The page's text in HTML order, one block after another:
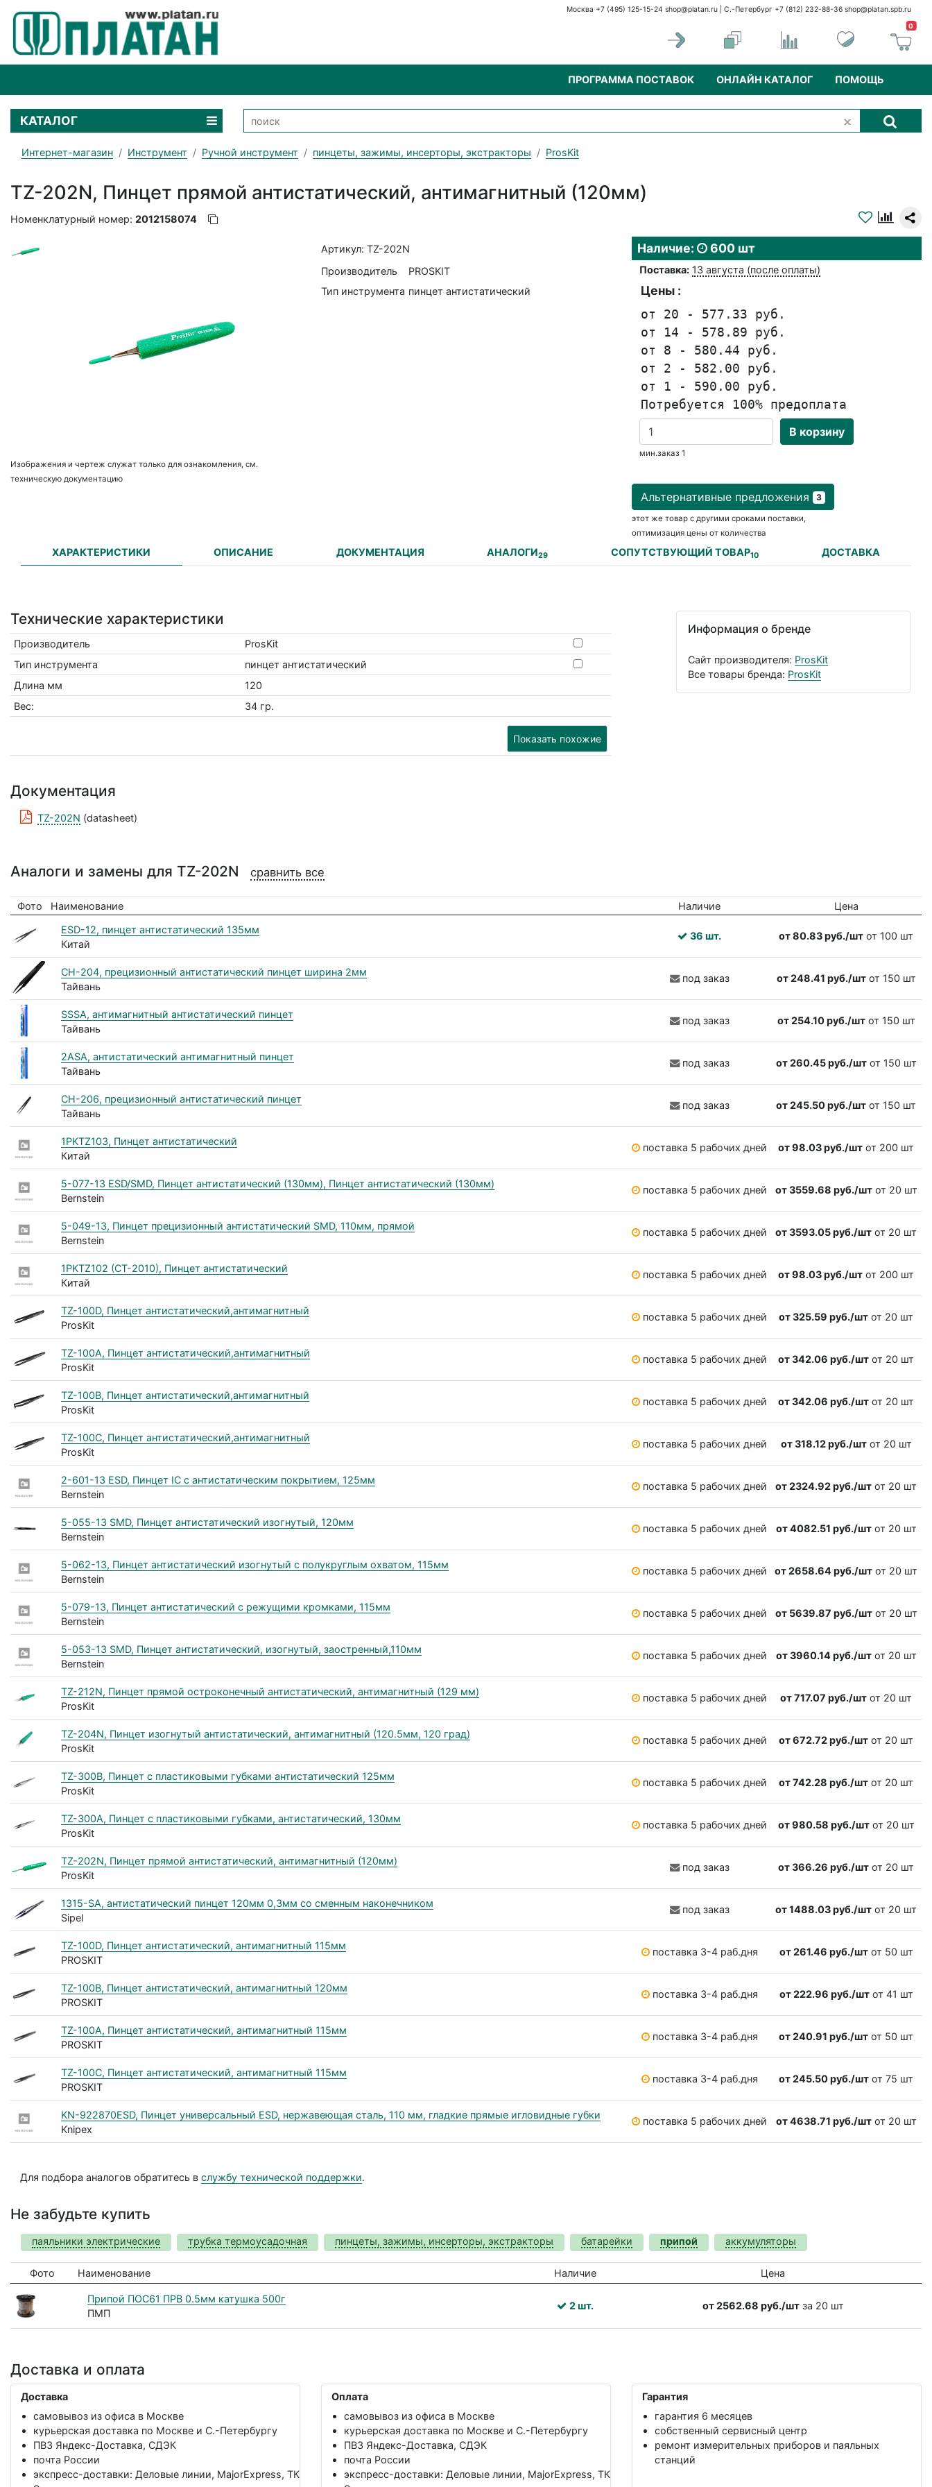
Москва +7 (495) 125-15-24 shop@platan.ru | С.-Петербург +7 (812) 232-88-36 shop@platan.spb.ru
0
ПРОГРАММА ПОСТАВОК ОНЛАЙН КАТАЛОГ ПОМОЩЬ
КАТАЛОГ
Интернет-магазин Инструмент Ручной инструмент пинцеты, зажимы, инсерторы, экстракторы ProsKit
TZ-202N, Пинцет прямой антистатический, антимагнитный (120мм)
Номенклатурный номер: 2012158074
Изображения и чертеж служат только для ознакомления, см.
техническую документацию
Артикул: TZ-202N
Производитель
PROSKIT
Тип инструмента пинцет антистатический
Наличие: 600 шт
Поставка: 13 августа (после оплаты)
Цены :
от 20 - 577.33 руб.
от 14 - 578.89 руб.
от 8 - 580.44 руб.
от 2 - 582.00 руб.
от 1 - 590.00 руб.
Потребуется 100% предоплата
В корзину
мин.заказ 1
Альтернативные предложения 3
этот же товар с другими сроками поставки,
оптимизация цены от количества
ХАРАКТЕРИСТИКИ ОПИСАНИЕ ДОКУМЕНТАЦИЯ АНАЛОГИ29 СОПУТСТВУЮЩИЙ ТОВАР10 ДОСТАВКА
Технические характеристики
Производитель
ProsKit
Тип инструмента
пинцет антистатический
Длина мм
120
Вес:
34 гр.
Показать похожие
Информация о бренде
Сайт производителя: ProsKit
Все товары бренда: ProsKit
Документация
TZ-202N (datasheet)
Аналоги и замены для TZ-202N сравнить все
Фото Наименование Наличие
Цена
ESD-12, пинцет антистатический 135мм
Китай
36 шт. от 80.83 руб./шт от 100 шт
CH-204, прецизионный антистатический пинцет ширина 2мм
Тайвань
под заказ от 248.41 руб./штот 150 шт
SSSA, антимагнитный антистатический пинцет
Тайвань
под заказ от 254.10 руб./штот 150 шт
2ASA, антистатический антимагнитный пинцет
Тайвань
под заказ от 260.45 руб./штот 150 шт
CH-206, прецизионный антистатический пинцет
Тайвань
под заказ от 245.50 руб./шт от 150 шт
1PKTZ103, Пинцет антистатический
Китай
поставка 5 рабочих дней от 98.03 руб./шт от 200 шт
5-077-13 ESD/SMD, Пинцет антистатический (130мм), Пинцет антистатический (130мм)
Bernstein
поставка 5 рабочих дней от 3559.68 руб./штот 20 шт
5-049-13, Пинцет прецизионный антистатический SMD, 110мм, прямой
Bernstein
поставка 5 рабочих дней от 3593.05 руб./шт от 20 шт
1PKTZ102 (CT-2010), Пинцет антистатический
Китай
поставка 5 рабочих дней от 98.03 руб./шт от 200 шт
TZ-100D, Пинцет антистатический,антимагнитный
ProsKit
поставка 5 рабочих дней от 325.59 руб./шт от 20 шт
TZ-100A, Пинцет антистатический,антимагнитный
ProsKit
поставка 5 рабочих дней от 342.06 руб./шт от 20 шт
TZ-100B, Пинцет антистатический,антимагнитный
ProsKit
поставка 5 рабочих дней от 342.06 руб./шт от 20 шт
TZ-100C, Пинцет антистатический,антимагнитный
ProsKit
поставка 5 рабочих дней от 318.12 руб./штот 20 шт
2-601-13 ESD, Пинцет IC с антистатическим покрытием, 125мм
Bernstein
поставка 5 рабочих дней от 2324.92 руб./шт от 20 шт
5-055-13 SMD, Пинцет антистатический изогнутый, 120мм
Bernstein
поставка 5 рабочих дней от 4082.51 руб./штот 20 шт
5-062-13, Пинцет антистатический изогнутый с полукруглым охватом, 115мм
Bernstein
поставка 5 рабочих дней от 2658.64 руб./шт от 20 шт
5-079-13, Пинцет антистатический с режущими кромками, 115мм
Bernstein
поставка 5 рабочих дней от 5639.87 руб./штот 20 шт
5-053-13 SMD, Пинцет антистатический, изогнутый, заостренный,110мм
Bernstein
поставка 5 рабочих дней от 3960.14 руб./штот 20 шт
TZ-212N, Пинцет прямой остроконечный антистатический, антимагнитный (129 мм)
ProsKit
поставка 5 рабочих дней от 717.07 руб./шт от 20 шт
TZ-204N, Пинцет изогнутый антистатический, антимагнитный (120.5мм, 120 град)
ProsKit
поставка 5 рабочих дней от 672.72 руб./шт от 20 шт
TZ-300B, Пинцет с пластиковыми губками антистатический 125мм
ProsKit
поставка 5 рабочих дней от 742.28 руб./шт от 20 шт
TZ-300A, Пинцет с пластиковыми губками, антистатический, 130мм
ProsKit
поставка 5 рабочих дней от 980.58 руб./штот 20 шт
TZ-202N, Пинцет прямой антистатический, антимагнитный (120мм)
ProsKit
под заказ от 366.26 руб./шт от 20 шт
1315-SA, антистатический пинцет 120мм 0,3мм со сменным наконечником
Sipel
под заказ от 1488.03 руб./шт от 20 шт
TZ-100D, Пинцет антистатический, антимагнитный 115мм
PROSKIT
поставка 3-4 раб.дня от 261.46 руб./штот 50 шт
TZ-100B, Пинцет антистатический, антимагнитный 120мм
PROSKIT
поставка 3-4 раб.дня от 222.96 руб./штот 41 шт
TZ-100A, Пинцет антистатический, антимагнитный 115мм
PROSKIT
поставка 3-4 раб.дня от 240.91 руб./шт от 50 шт
TZ-100C, Пинцет антистатический, антимагнитный 115мм
PROSKIT
поставка 3-4 раб.дня от 245.50 руб./шт от 75 шт
KN-922870ESD, Пинцет универсальный ESD, нержавеющая сталь, 110 мм, гладкие прямые игловидные губки
Knipex
поставка 5 рабочих дней от 4638.71 руб./штот 20 шт
Для подбора аналогов обратитесь вслужбу технической поддержки.
Не забудьте купить
паяльники электрические трубка термоусадочная пинцеты, зажимы, инсерторы, экстракторы батарейки припой аккумуляторы
Фото Наименование Наличие Цена
Припой ПОС61 ПРВ 0.5мм катушка 500г
ПМП
2 шт. от 2562.68 руб./штза 20 шт
Доставка и оплата
Доставка
самовывоз из офиса в Москве
курьерская доставка по Москве и С.-Петербургу
ПВЗ Яндекс-Доставка, СДЭК
почта России
экспресс-доставки: Деловые линии, MajorExpress, ТК
Оплата
самовывоз из офиса в Москве
курьерская доставка по Москве и С.-Петербургу
ПВЗ Яндекс-Доставка, СДЭК
почта России
экспресс-доставки: Деловые линии, MajorExpress, ТК
Гарантия
гарантия 6 месяцев
собственный сервисный центр
ремонт измерительных приборов и паяльных
станций